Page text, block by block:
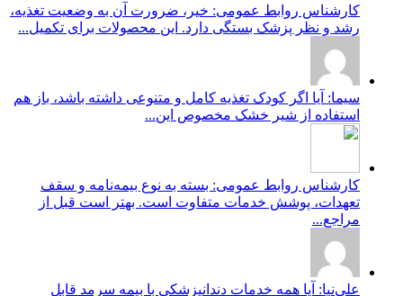
کارشناس روابط عمومی: خیر، ضرورت آن به وضعیت تغذیه،
رشد و نظر پزشک بستگی دارد. این محصولات برای تکمیل...
سیما: آیا اگر کودک تغذیه کامل و متنوعی داشته باشد، باز هم
استفاده از شیر خشک مخصوص این...
کارشناس روابط عمومی: بسته به نوع بیمه‌نامه و سقف
تعهدات، پوشش خدمات متفاوت است. بهتر است قبل از
مراجع...
علی‌نیا: آیا همه خدمات دندانپزشکی با بیمه سرمد قابل